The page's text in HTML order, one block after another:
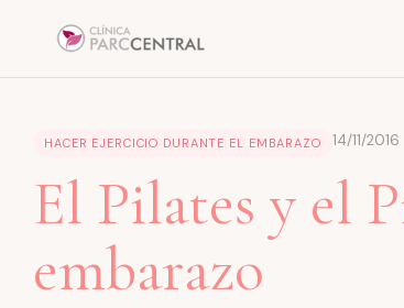
HACER EJERCICIO DURANTE EL EMBARAZO 14/11/2016
El Pilates y el
embarazo